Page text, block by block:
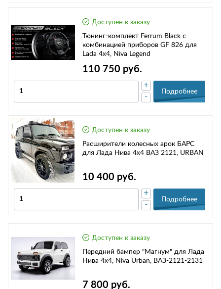
Доступен к заказу
Тюнинг-комплект Ferrum Black с
комбинацией приборов GF 826 для
Lada 4x4, Niva Legend
110 750 руб.
-
+
Подробнее
Доступен к заказу
Расширители колесных арок БАРС
для Лада Нива 4х4 ВАЗ 2121, URBAN
10 400 руб.
-
+
Подробнее
Доступен к заказу
Передний бампер "Магнум" для Лада
Нива 4х4, Niva Urban, ВАЗ-2121-2131
7 800 руб.